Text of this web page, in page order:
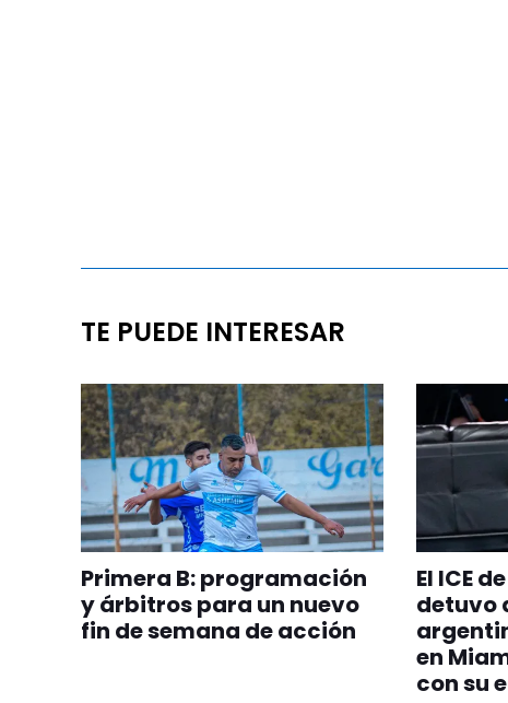
TE PUEDE INTERESAR
Primera B: programación
y árbitros para un nuevo
fin de semana de acción
El ICE
detuvo
en
con su